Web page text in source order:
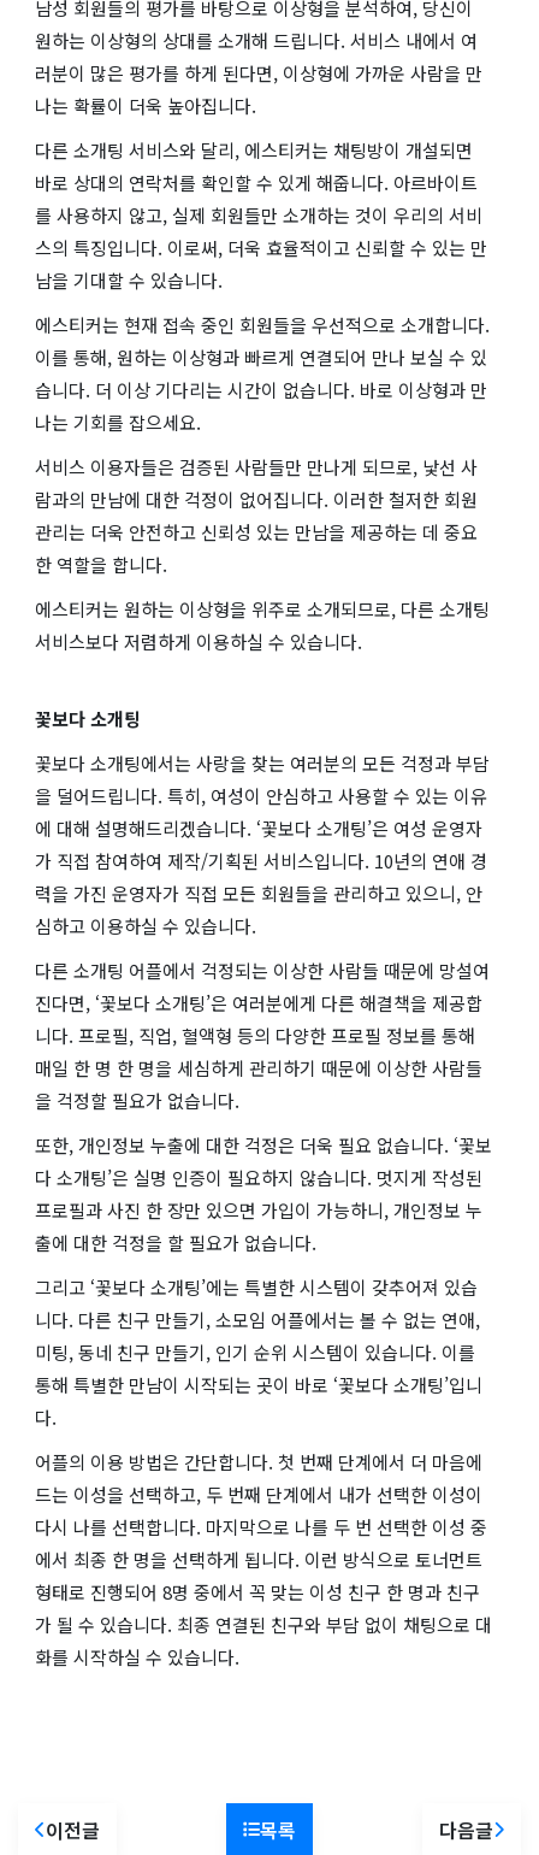
남성 회원들의 평가를 바탕으로 이상형을 분석하여, 당신이
원하는 이상형의 상대를 소개해 드립니다. 서비스 내에서 여
러분이 많은 평가를 하게 된다면, 이상형에 가까운 사람을 만
나는 확률이 더욱 높아집니다.
다른 소개팅 서비스와 달리, 에스티커는 채팅방이 개설되면
바로 상대의 연락처를 확인할 수 있게 해줍니다. 아르바이트
를 사용하지 않고, 실제 회원들만 소개하는 것이 우리의 서비
스의 특징입니다. 이로써, 더욱 효율적이고 신뢰할 수 있는 만
남을 기대할 수 있습니다.
에스티커는 현재 접속 중인 회원들을 우선적으로 소개합니다.
이를 통해, 원하는 이상형과 빠르게 연결되어 만나 보실 수 있
습니다. 더 이상 기다리는 시간이 없습니다. 바로 이상형과 만
나는 기회를 잡으세요.
서비스 이용자들은 검증된 사람들만 만나게 되므로, 낯선 사
람과의 만남에 대한 걱정이 없어집니다. 이러한 철저한 회원
관리는 더욱 안전하고 신뢰성 있는 만남을 제공하는 데 중요
한 역할을 합니다.
에스티커는 원하는 이상형을 위주로 소개되므로, 다른 소개팅
서비스보다 저렴하게 이용하실 수 있습니다.
꽃보다 소개팅
꽃보다 소개팅에서는 사랑을 찾는 여러분의 모든 걱정과 부담
을 덜어드립니다. 특히, 여성이 안심하고 사용할 수 있는 이유
에 대해 설명해드리겠습니다. ‘꽃보다 소개팅’은 여성 운영자
가 직접 참여하여 제작/기획된 서비스입니다. 10년의 연애 경
력을 가진 운영자가 직접 모든 회원들을 관리하고 있으니, 안
심하고 이용하실 수 있습니다.
다른 소개팅 어플에서 걱정되는 이상한 사람들 때문에 망설여
진다면, ‘꽃보다 소개팅’은 여러분에게 다른 해결책을 제공합
니다. 프로필, 직업, 혈액형 등의 다양한 프로필 정보를 통해
매일 한 명 한 명을 세심하게 관리하기 때문에 이상한 사람들
을 걱정할 필요가 없습니다.
또한, 개인정보 누출에 대한 걱정은 더욱 필요 없습니다. ‘꽃보
다 소개팅’은 실명 인증이 필요하지 않습니다. 멋지게 작성된
프로필과 사진 한 장만 있으면 가입이 가능하니, 개인정보 누
출에 대한 걱정을 할 필요가 없습니다.
그리고 ‘꽃보다 소개팅’에는 특별한 시스템이 갖추어져 있습
니다. 다른 친구 만들기, 소모임 어플에서는 볼 수 없는 연애,
미팅, 동네 친구 만들기, 인기 순위 시스템이 있습니다. 이를
통해 특별한 만남이 시작되는 곳이 바로 ‘꽃보다 소개팅’입니
다.
어플의 이용 방법은 간단합니다. 첫 번째 단계에서 더 마음에
드는 이성을 선택하고, 두 번째 단계에서 내가 선택한 이성이
다시 나를 선택합니다. 마지막으로 나를 두 번 선택한 이성 중
에서 최종 한 명을 선택하게 됩니다. 이런 방식으로 토너먼트
형태로 진행되어 8명 중에서 꼭 맞는 이성 친구 한 명과 친구
가 될 수 있습니다. 최종 연결된 친구와 부담 없이 채팅으로 대
화를 시작하실 수 있습니다.
이전글 목록 다음글